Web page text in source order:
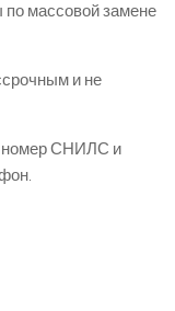
массовой замене
и не
номер СНИЛС и